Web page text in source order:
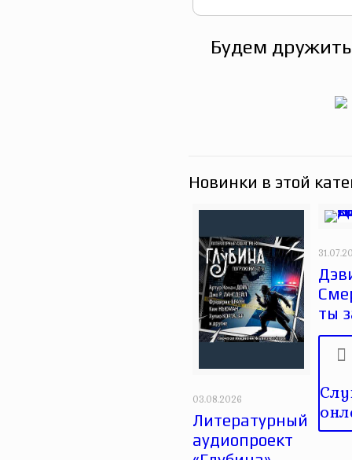
Будем
Новинки в этой
03.08.2026
Литературный
аудиопроект
ты